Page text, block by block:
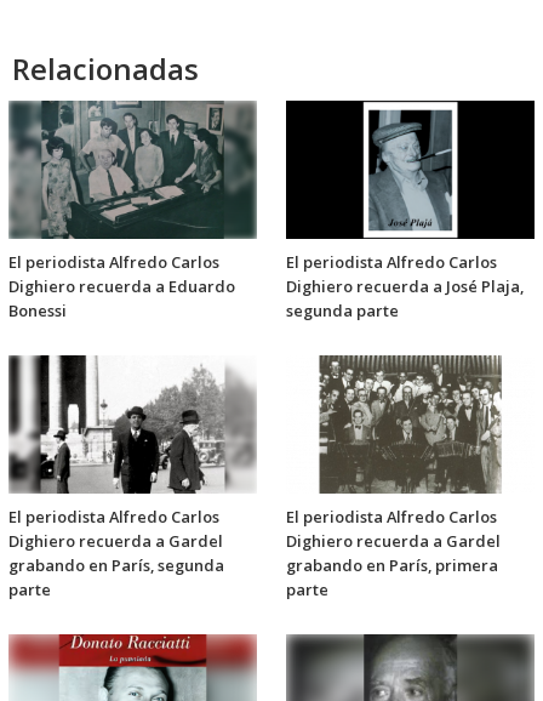
Relacionadas
El periodista Alfredo Carlos
Dighiero recuerda a Eduardo
Bonessi
El periodista Alfredo Carlos
Dighiero recuerda a José Plaja,
segunda parte
El periodista Alfredo Carlos
Dighiero recuerda a Gardel
grabando en París, segunda
parte
El periodista Alfredo Carlos
Dighiero recuerda a Gardel
grabando en París, primera
parte